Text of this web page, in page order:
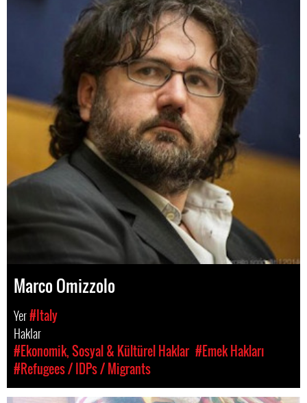
Marco Omizzolo
Yer#Italy
Haklar
#Ekonomik, Sosyal & Kültürel Haklar #Emek Hakları
#Refugees / IDPs / Migrants